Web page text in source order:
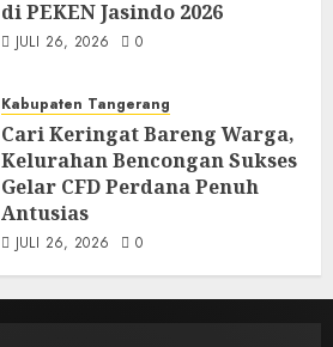
di PEKEN Jasindo 2026
JULI 26, 2026 0
Kabupaten Tangerang
Cari Keringat Bareng Warga,
Kelurahan Bencongan Sukses
Gelar CFD Perdana Penuh
Antusias
JULI 26, 2026 0